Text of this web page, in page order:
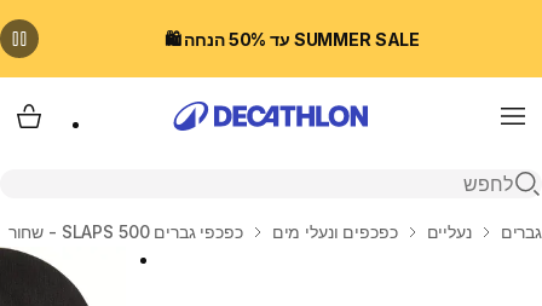
SUMMER SALE עד 50% הנחה 🛍️
Menu
פתיחת חיפוש
בית
גברים נעליים כפכפים ונעלי מים כפכפי גברים SLAPS 500 - שחור